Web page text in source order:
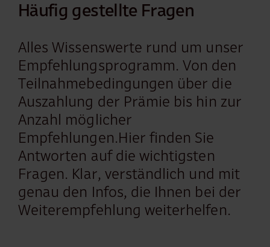
Häufig gestellte Fragen
Alles Wissenswerte rund um unser
Empfehlungsprogramm. Von den
Teilnahmebedingungen über die
Auszahlung der Prämie bis hin zur
Anzahl möglicher
Empfehlungen.Hier finden Sie
Antworten auf die wichtigsten
Fragen. Klar, verständlich und mit
genau den Infos, die Ihnen bei der
Weiterempfehlung weiterhelfen.